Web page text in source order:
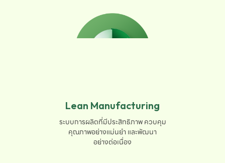
Lean Manufacturing
ระบบการผลิตที่มีประสิทธิภาพ ควบคุม
คุณภาพอย่างแม่นยำ และพัฒนา
อย่างต่อเนื่อง